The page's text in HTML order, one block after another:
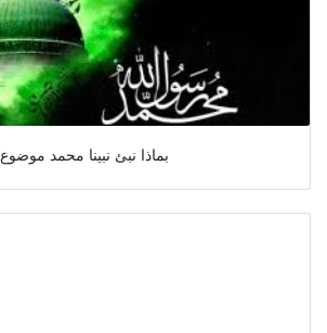
بماذا نبئ نبينا محمد موضوع